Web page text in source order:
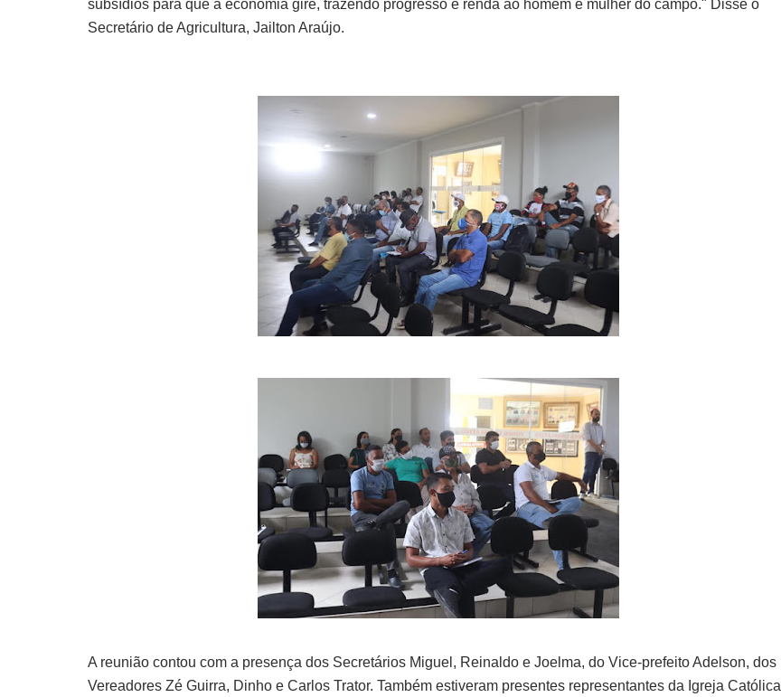
subsídios para que a economia gire, trazendo progresso e renda ao homem e mulher do campo." Disse o
Secretário de Agricultura, Jailton Araújo.
A reunião contou com a presença dos Secretários Miguel, Reinaldo e Joelma, do Vice-prefeito Adelson, dos
Vereadores Zé Guirra, Dinho e Carlos Trator. Também estiveram presentes representantes da Igreja Católica